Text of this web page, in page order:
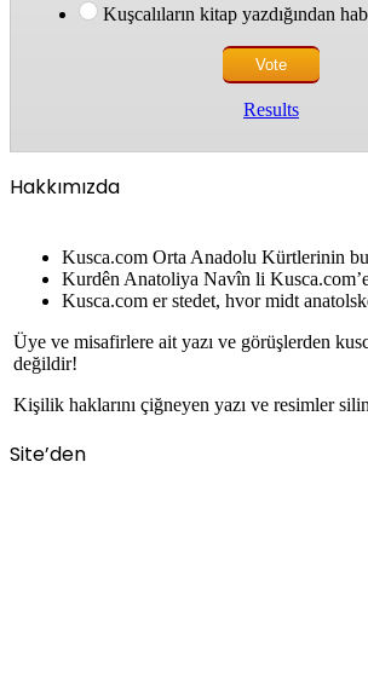
Kuşcalıların kitap yazdığından
Results
Hakkımızda
Kusca.com Orta Anadolu Kürtlerinin
Kurdên Anatoliya Navîn li
Kusca.com er stedet, hvor midt
Üye ve misafirlere ait yazı ve görüşlerden
değildir!
Kişilik haklarını çiğneyen yazı ve resimler
Site’den